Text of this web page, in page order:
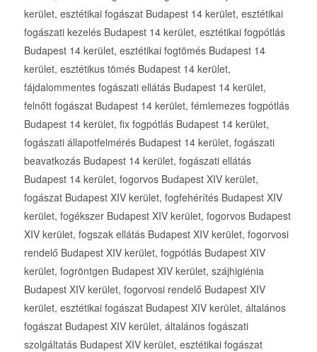
kerület, esztétikai fogászat Budapest 14 kerület, esztétikai
fogászati kezelés Budapest 14 kerület, esztétikai fogpótlás
Budapest 14 kerület, esztétikai fogtömés Budapest 14
kerület, esztétikus tömés Budapest 14 kerület,
fájdalommentes fogászati ellátás Budapest 14 kerület,
felnőtt fogászat Budapest 14 kerület, fémlemezes fogpótlás
Budapest 14 kerület, fix fogpótlás Budapest 14 kerület,
fogászati állapotfelmérés Budapest 14 kerület, fogászati
beavatkozás Budapest 14 kerület, fogászati ellátás
Budapest 14 kerület, fogorvos Budapest XIV kerület,
fogászat Budapest XIV kerület, fogfehérítés Budapest XIV
kerület, fogékszer Budapest XIV kerület, fogorvos Budapest
XIV kerület, fogszak ellátás Budapest XIV kerület, fogorvosi
rendelő Budapest XIV kerület, fogpótlás Budapest XIV
kerület, fogröntgen Budapest XIV kerület, szájhigiénia
Budapest XIV kerület, fogorvosi rendelő Budapest XIV
kerület, esztétikai fogászat Budapest XIV kerület, általános
fogászat Budapest XIV kerület, általános fogászati
szolgáltatás Budapest XIV kerület, esztétikai fogászat